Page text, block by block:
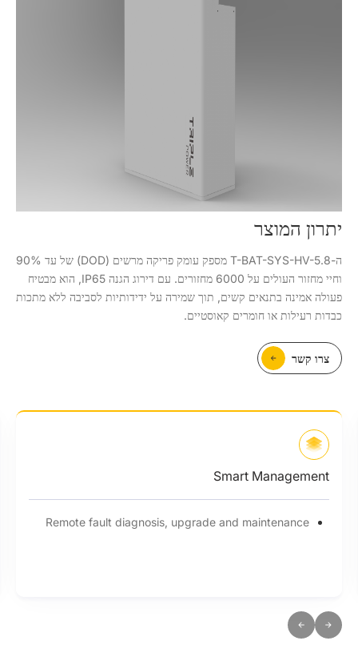
יתרון המוצר
ה-T-BAT-SYS-HV-5.8 מספק עומק פריקה מרשים (DOD) של עד 90%
וחיי מחזור העולים על 6000 מחזורים. עם דירוג הגנה IP65, הוא מבטיח
פעולה אמינה בתנאים קשים, תוך שמירה על ידידותיות לסביבה ללא מתכות
כבדות רעילות או חומרים קאוסטיים.
צרו קשר
Smart Management
Remote fault diagnosis, upgrade and maintenance